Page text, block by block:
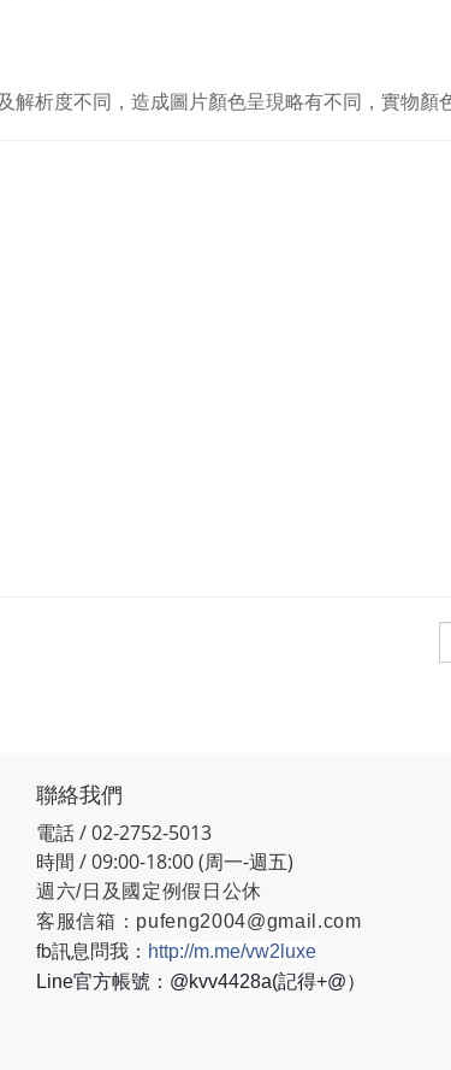
析度不同，造成圖片顏色呈現略有不同，實物顏
聯絡我們
電話 / 02-2752-5013
時間 / 09:00-18:00 (周一-週五)
週六/日及國定例假日公休
客服信箱： pufeng2004@gmail.com
fb訊息問我： http://m.me/vw2luxe
Line官方帳號：@kvv4428a(記得+@）